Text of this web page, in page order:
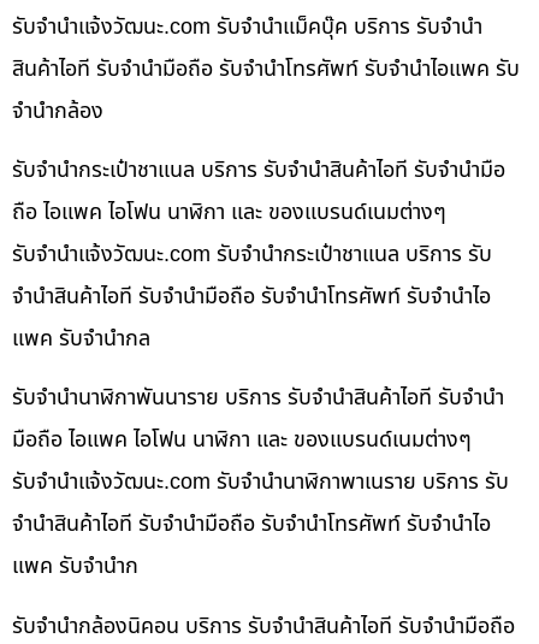
รับจํานําแจ้งวัฒนะ.com รับจำนำแม็คบุ๊ค บริการ รับจำนำ
สินค้าไอที รับจำนำมือถือ รับจำนำโทรศัพท์ รับจำนำไอแพค รับ
จำนำกล้อง
รับจำนำกระเป๋าชาแนล บริการ รับจำนำสินค้าไอที รับจำนำมือ
ถือ ไอแพค ไอโฟน นาฬิกา และ ของแบรนด์เนมต่างๆ
รับจํานําแจ้งวัฒนะ.com รับจำนำกระเป๋าชาแนล บริการ รับ
จำนำสินค้าไอที รับจำนำมือถือ รับจำนำโทรศัพท์ รับจำนำไอ
แพค รับจำนำกล
รับจำนำนาฬิกาพันนาราย บริการ รับจำนำสินค้าไอที รับจำนำ
มือถือ ไอแพค ไอโฟน นาฬิกา และ ของแบรนด์เนมต่างๆ
รับจํานําแจ้งวัฒนะ.com รับจำนำนาฬิกาพาเนราย บริการ รับ
จำนำสินค้าไอที รับจำนำมือถือ รับจำนำโทรศัพท์ รับจำนำไอ
แพค รับจำนำก
รับจำนำกล้องนิคอน บริการ รับจำนำสินค้าไอที รับจำนำมือถือ